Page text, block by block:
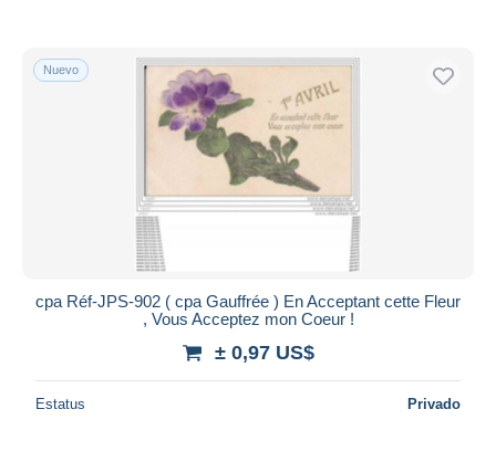
Nuevo
cpa Réf-JPS-902 ( cpa Gauffrée ) En Acceptant cette Fleur
, Vous Acceptez mon Coeur !
± 0,97 US$
Estatus Privado